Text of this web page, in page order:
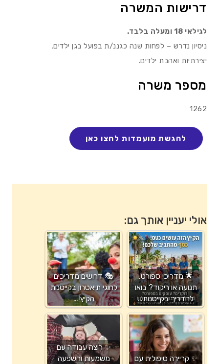
דרישות המשרה
לגילאי 18 ומעלה בלבד.
ניסיון נדרש – לפחות שנה כגננ/ת בפועל בגן ילדים.
יצירתיות ואהבת ילדים.
מספר משרה
1262
אולי יעניין אותך גם:
🌟 מדריכי ספורט,
תנועה או ריקוד? בואו
להדריך בקייטנות…
🎭 דרושים מדריכים
לחוגי תיאטרון בקייטנות
הקיץ!…
✨ קריירה טיפולית עם
✨ רוצה עבודה עם
משמעות והשפעה